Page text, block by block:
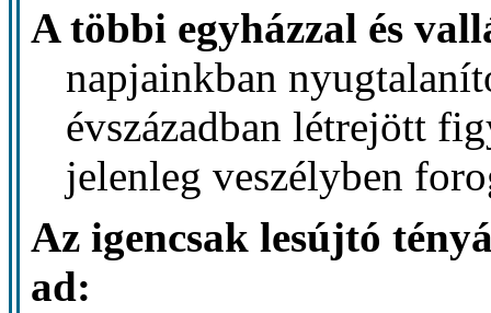
A többi egyházzal és
napjainkban
évszázadban létrejött
jelenleg veszélyben
Az igencsak lesújtó
ad: